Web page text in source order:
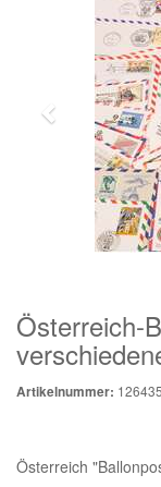
Österreich-
Artikelnummer: 126435
Österreich